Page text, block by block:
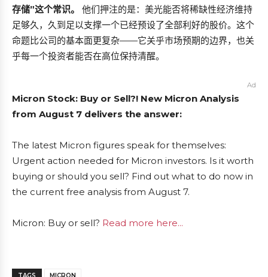
存储”这个常识。
他们押注的是：美光能否将稀缺性经济维持
足够久，久到足以支撑一个已经预设了全部利好的股价。这个
命题比公司的基本面更复杂——它关乎市场预期的边界，也关
乎每一个投资者能否在高位保持清醒。
Ad
Micron Stock: Buy or Sell?! New Micron Analysis
from August 7 delivers the answer:
The latest Micron figures speak for themselves:
Urgent action needed for Micron investors. Is it worth
buying or should you sell? Find out what to do now in
the current free analysis from August 7.
Micron: Buy or sell? Read more here...